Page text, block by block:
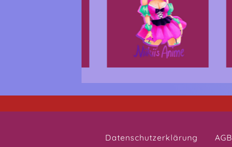
Datenschutzerklärung AGB